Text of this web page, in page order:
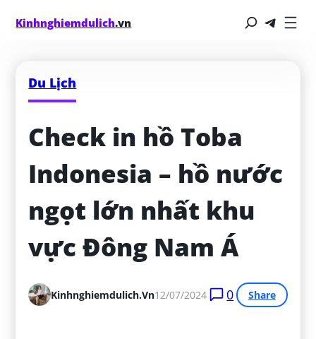
Kinhnghiemdulich.vn
Du Lịch
Check in hồ Toba
Indonesia – hồ nước
ngọt lớn nhất khu
vực Đông Nam Á
Kinhnghiemdulich.vn12/07/2024 0 Share